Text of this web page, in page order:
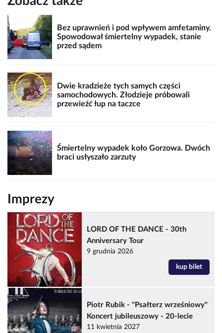
Bez uprawnień i pod wpływem amfetaminy.
Spowodował śmiertelny wypadek, stanie
przed sądem
Dwie kradzieże tych samych części
samochodowych. Złodzieje próbowali
przewieźć łup na taczce
Śmiertelny wypadek koło Gorzowa. Dwóch
braci usłyszało zarzuty
Imprezy
LORD OF THE DANCE - 30th
Anniversary Tour
9 grudnia 2026
kup bilet
Piotr Rubik - "Psałterz wrześniowy"
Koncert jubileuszowy - 20-lecie
11 kwietnia 2027